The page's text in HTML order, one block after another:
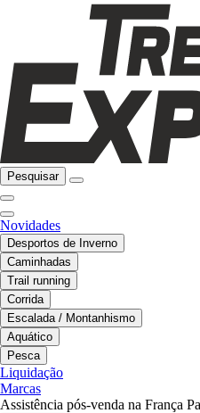
Pesquisar
Novidades
Desportos de Inverno
Caminhadas
Trail running
Corrida
Escalada / Montanhismo
Aquático
Pesca
Liquidação
Marcas
Assistência pós-venda na França